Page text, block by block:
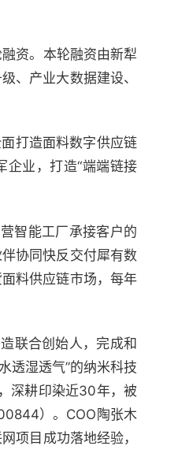
资。本轮融资由新犁
、产业大数据建设、
打造面料数字供应链
企业，打造“端端链接
智能工厂承接客户的
协同快反交付犀有数
料供应链市场，每年
联合创始人，完成和
透湿透气”的纳米科技
深耕印染近30年，被
）。COO陶张木
项目成功落地经验，